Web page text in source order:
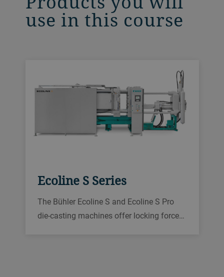
use in this course
Ecoline S Series
The Bühler Ecoline S and Ecoline S Pro
die-casting machines offer locking force…